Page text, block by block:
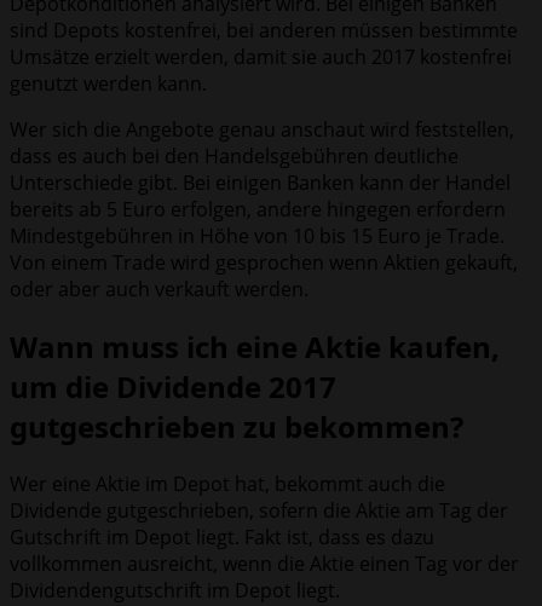
sind Depots kostenfrei, bei anderen müssen bestimmte
Umsätze erzielt werden, damit sie auch 2017 kostenfrei
genutzt werden kann.
Wer sich die Angebote genau anschaut wird feststellen,
dass es auch bei den Handelsgebühren deutliche
Unterschiede gibt. Bei einigen Banken kann der Handel
bereits ab 5 Euro erfolgen, andere hingegen erfordern
Mindestgebühren in Höhe von 10 bis 15 Euro je Trade.
Von einem Trade wird gesprochen wenn Aktien gekauft,
oder aber auch verkauft werden.
Wann muss ich eine Aktie kaufen,
um die Dividende 2017
gutgeschrieben zu bekommen?
Wer eine Aktie im Depot hat, bekommt auch die
Dividende gutgeschrieben, sofern die Aktie am Tag der
Gutschrift im Depot liegt. Fakt ist, dass es dazu
vollkommen ausreicht, wenn die Aktie einen Tag vor der
Dividendengutschrift im Depot liegt.